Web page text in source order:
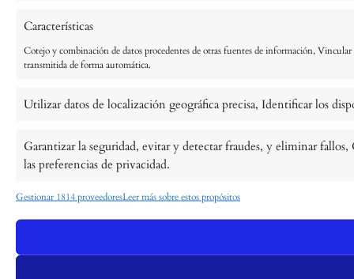
Características
Cotejo y combinación de datos procedentes de otras fuentes de información,
transmitida de forma automática.
Utilizar datos de localización geográfica precisa, Identificar los
Garantizar la seguridad, evitar y detectar fraudes, y eliminar
las preferencias de privacidad.
Gestionar 1814 proveedoresLeer más sobre estos propósitos